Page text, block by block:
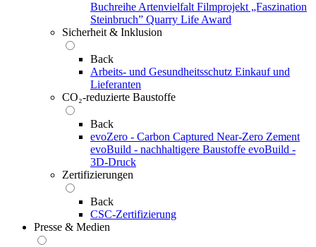
Buchreihe Artenvielfalt Filmprojekt „Faszination
Steinbruch” Quarry Life Award
Sicherheit & Inklusion
Back
Arbeits- und Gesundheitsschutz Einkauf und
Lieferanten
CO₂-reduzierte Baustoffe
Back
evoZero - Carbon Captured Near-Zero Zement
evoBuild - nachhaltigere Baustoffe evoBuild -
3D-Druck
Zertifizierungen
Back
CSC-Zertifizierung
Presse & Medien